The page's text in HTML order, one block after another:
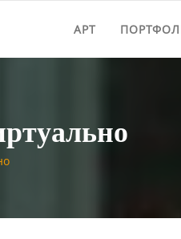
АРТ